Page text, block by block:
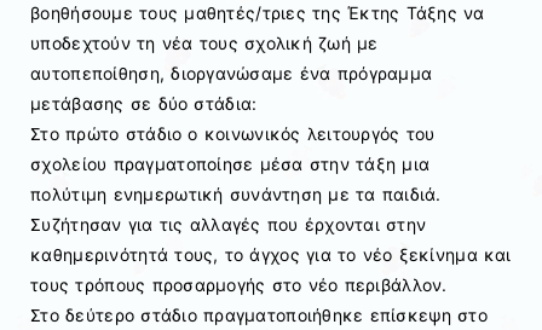
βοηθήσουμε τους μαθητές/τριες της Έκτης Τάξης να
υποδεχτούν τη νέα τους σχολική ζωή με
αυτοπεποίθηση, διοργανώσαμε ένα πρόγραμμα
μετάβασης σε δύο στάδια:
Στο πρώτο στάδιο ο κοινωνικός λειτουργός του
σχολείου πραγματοποίησε μέσα στην τάξη μια
πολύτιμη ενημερωτική συνάντηση με τα παιδιά.
Συζήτησαν για τις αλλαγές που έρχονται στην
καθημερινότητά τους, το άγχος για το νέο ξεκίνημα και
τους τρόπους προσαρμογής στο νέο περιβάλλον.
Στο δεύτερο στάδιο πραγματοποιήθηκε επίσκεψη στο